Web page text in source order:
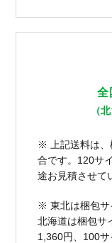
全
（
※ 上記送料は、
合です。120サ
途お見積させて
※ 東北は梱包サ
北海道は梱包サ
1,360円、100